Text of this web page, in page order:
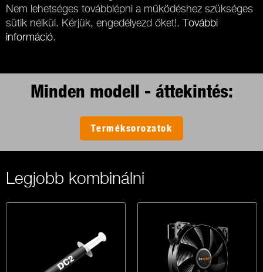
Nem lehetséges továbblépni a működéshez szükséges
sütik nélkül. Kérjük, engedélyezd őket!.További
információ.
Minden modell - áttekintés:
Terméksorozatok
Legjobb kombinálni